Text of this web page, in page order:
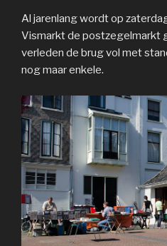
Al jarenlang wordt op
Vismarkt de postzegelmarkt
verleden de brug vol met
nog maar enkele.